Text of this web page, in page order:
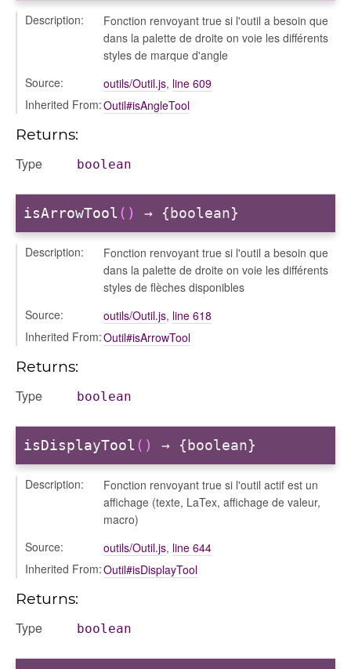
Description:
Fonction renvoyant true si l'outil a besoin que
dans la palette de droite on voie les différents
styles de marque d'angle
Source:
outils/Outil.js, line 609
Inherited From:Outil#isAngleTool
Returns:
Type boolean
isArrowTool () → {boolean}
Description:
Fonction renvoyant true si l'outil a besoin que
dans la palette de droite on voie les différents
styles de flèches disponibles
Source:
outils/Outil.js, line 618
Inherited From:Outil#isArrowTool
Returns:
Type boolean
isDisplayTool () → {boolean}
Description:
Fonction renvoyant true si l'outil actif est un
affichage (texte, LaTex, affichage de valeur,
macro)
Source:
outils/Outil.js, line 644
Inherited From:Outil#isDisplayTool
Returns:
Type boolean